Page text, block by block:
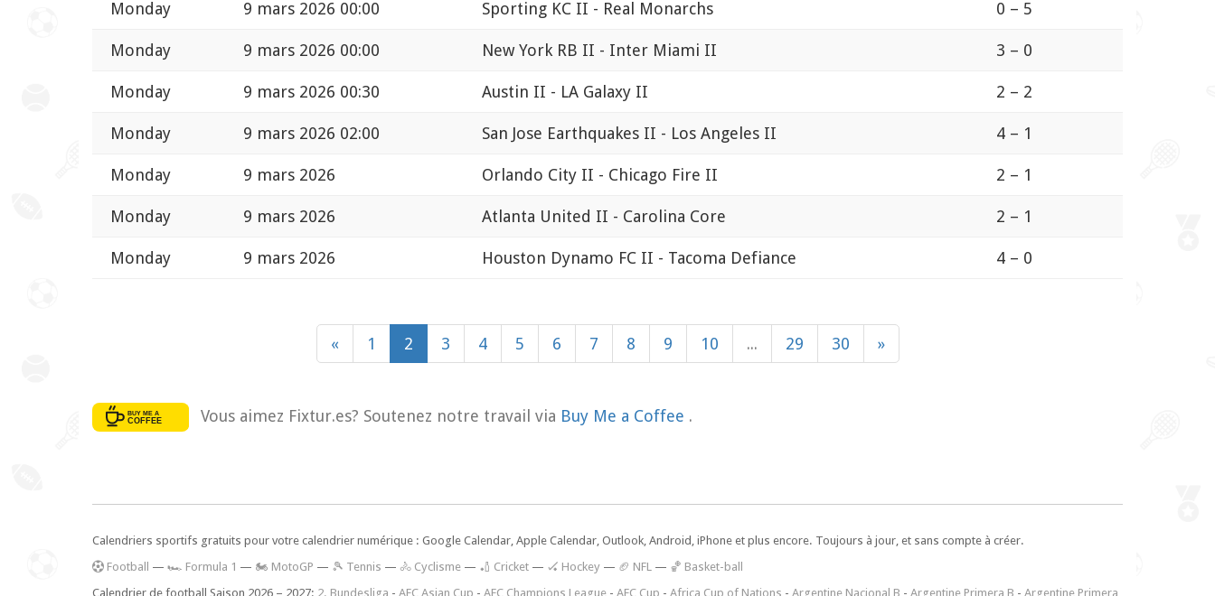
Monday 9 mars 2026 00:00 Sporting KC II - Real Monarchs 0 – 5
Monday 9 mars 2026 00:00 New York RB II - Inter Miami II 3 – 0
Monday 9 mars 2026 00:30 Austin II - LA Galaxy II 2 – 2
Monday 9 mars 2026 02:00 San Jose Earthquakes II - Los Angeles II 4 – 1
Monday 9 mars 2026 Orlando City II - Chicago Fire II 2 – 1
Monday 9 mars 2026 Atlanta United II - Carolina Core 2 – 1
Monday 9 mars 2026 Houston Dynamo FC II - Tacoma Defiance 4 – 0
« 1 2 3 4 5 6 7 8 9 10 ... 29 30 »
Vous aimez Fixtur.es? Soutenez notre travail via Buy Me a Coffee .
Calendriers sportifs gratuits pour votre calendrier numérique : Google Calendar, Apple Calendar, Outlook, Android, iPhone et plus encore. Toujours à jour, et sans compte à créer.
Football — 🏎️ Formula 1 — 🏍 MotoGP — 🎾 Tennis — 🚴 Cyclisme — 🏏 Cricket — 🏑 Hockey — 🏈 NFL — 🏀 Basket-ball
Calendrier de football Saison 2026 – 2027: 2. Bundesliga - AFC Asian Cup - AFC Champions League - AFC Cup - Africa Cup of Nations - Argentine Nacional B - Argentine Primera B - Argentine Primera